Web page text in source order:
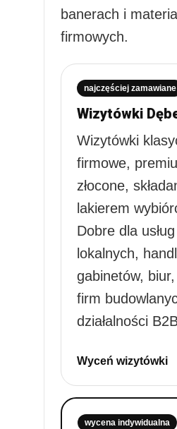
banerach i
firmowych.
najczęściej zamawiane
Wizytówki
Wizytówki
firmowe,
złocone,
lakierem
Dobre dla usług
lokalnych,
gabinetów,
firm
działalności
Wyceń wizytówki
wycena indywidualna